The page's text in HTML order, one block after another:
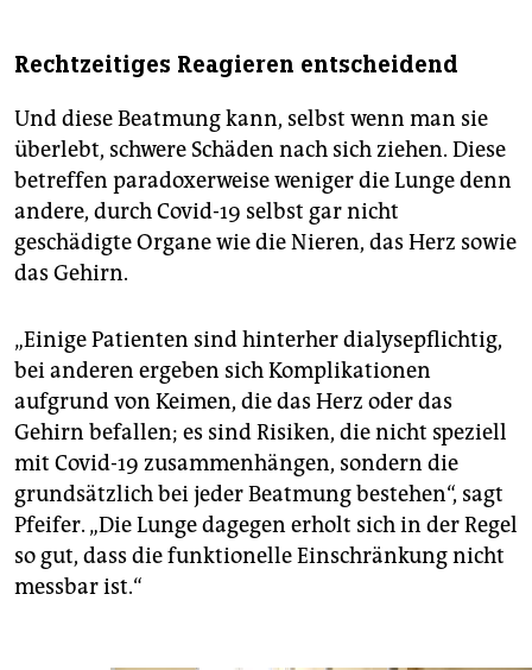
Rechtzeitiges Reagieren entscheidend
Und diese Beatmung kann, selbst wenn man sie
überlebt, schwere Schäden nach sich ziehen. Diese
betreffen paradoxerweise weniger die Lunge denn
andere, durch Covid-19 selbst gar nicht
geschädigte Organe wie die Nieren, das Herz sowie
das Gehirn.
„Einige Patienten sind hinterher dialysepflichtig,
bei anderen ergeben sich Komplikationen
aufgrund von Keimen, die das Herz oder das
Gehirn befallen; es sind Risiken, die nicht speziell
mit Covid-19 zusammenhängen, sondern die
grundsätzlich bei jeder Beatmung bestehen“, sagt
Pfeifer. „Die Lunge dagegen erholt sich in der Regel
so gut, dass die funktionelle Einschränkung nicht
messbar ist.“